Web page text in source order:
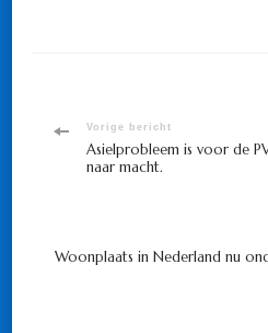
Bericht
navigatie
Vorige bericht
Asielprobleem is voor de
naar macht.
Woonplaats in Nederland nu